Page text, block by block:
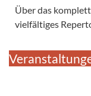
Über das
vielfältiges